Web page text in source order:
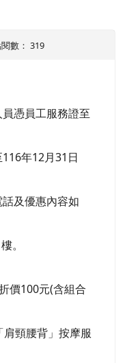
數： 319
憑員工服務證至
年12月31日
及優惠內容如
。
價100元(含組合
頸腰背」按摩服